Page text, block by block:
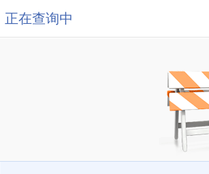
正在查询中